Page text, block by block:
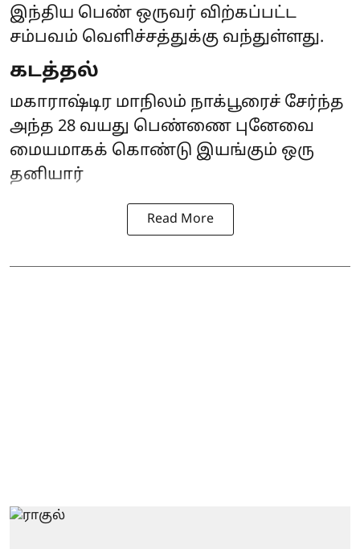
இந்திய பெண் ஒருவர் விற்கப்பட்ட
சம்பவம் வெளிச்சத்துக்கு வந்துள்ளது.
கடத்தல்
மகாராஷ்டிர மாநிலம் நாக்பூரைச் சேர்ந்த
அந்த 28 வயது பெண்ணை புனேவை
மையமாகக் கொண்டு இயங்கும் ஒரு
தனியார்
Read More